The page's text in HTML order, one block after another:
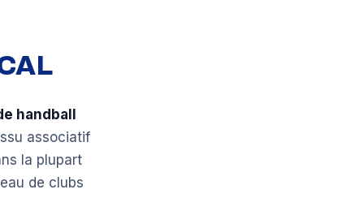
handball
associatif
la plupart
de clubs